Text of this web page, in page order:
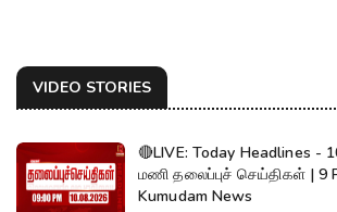
VIDEO STORIES
🔴LIVE: Today Headlines -
மணி தலைப்புச் செய்திகள் | 9
Kumudam News